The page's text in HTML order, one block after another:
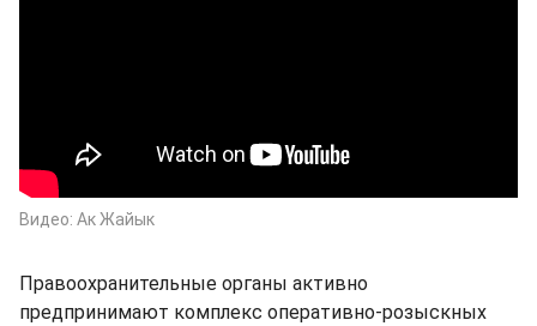
Видео: Ак Жайык
Правоохранительные органы активно
предпринимают комплекс оперативно-розыскных